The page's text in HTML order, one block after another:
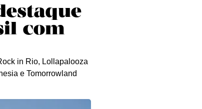
com
in Rio, Lollapalooza
e Tomorrowland